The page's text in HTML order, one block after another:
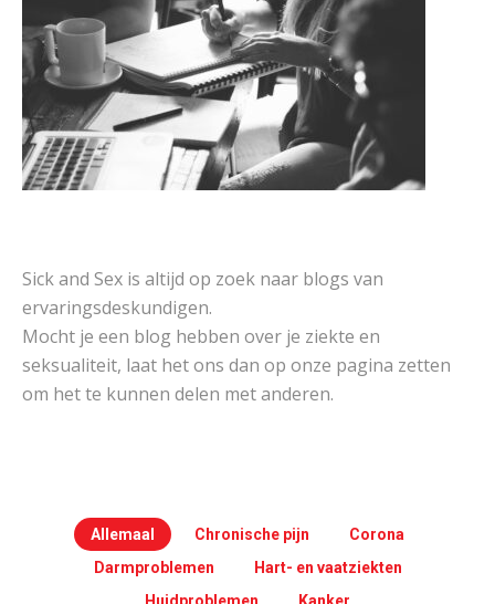
Sick and Sex is altijd op zoek naar blogs van
ervaringsdeskundigen.
Mocht je een blog hebben over je ziekte en
seksualiteit, laat het ons dan op onze pagina zetten
om het te kunnen delen met anderen.
Allemaal Chronische pijn
Corona
Darmproblemen
Hart- en vaatziekten